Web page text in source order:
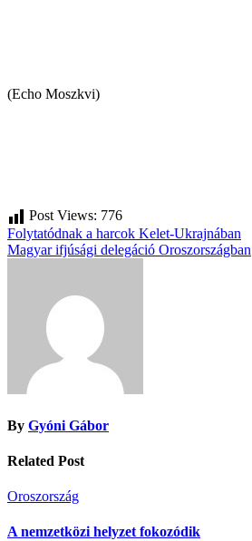
(Echo Moszkvi)
Post Views: 776
Bejegyzés
navigáció
Folytatódnak a harcok Kelet-Ukrajnában
Magyar ifjúsági delegáció Oroszországban
By Gyóni Gábor
Related Post
Oroszország
A nemzetközi helyzet fokozódik